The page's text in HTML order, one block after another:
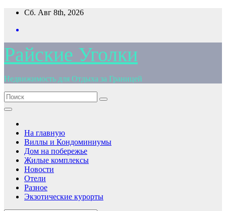
Перейти
содержимому
Сб. Авг 8th, 2026
Райские Уголки
Недвижимость для Отдыха за Границей
На главную
Виллы и Кондоминиумы
Дом на побережье
Жилые комплексы
Новости
Отели
Разное
Экзотические курорты